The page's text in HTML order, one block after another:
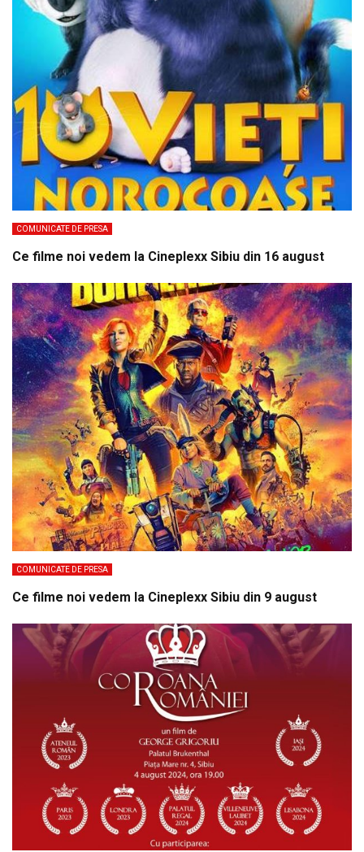
COMUNICATE DE PRESA
Ce filme noi vedem la Cineplexx Sibiu din 16 august
COMUNICATE DE PRESA
Ce filme noi vedem la Cineplexx Sibiu din 9 august